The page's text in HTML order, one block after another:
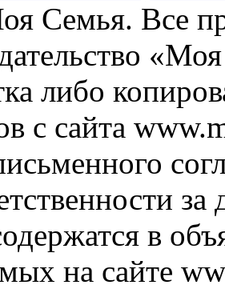
Семья. Все
либо
с сайта
в
на сайте